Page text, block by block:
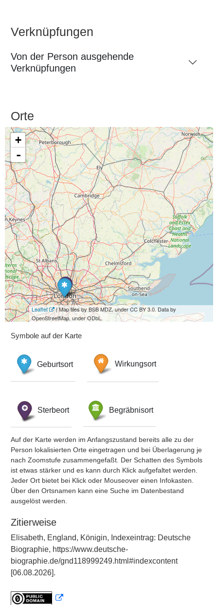
Verknüpfungen
Von der Person ausgehende
Verknüpfungen
Orte
+
-
Leaflet
| Map tiles by BSB MDZ, under CC BY 3.0. Data by
OpenStreetMap, under ODbL.
Symbole auf der Karte
Geburtsort Wirkungsort
Sterbeort Begräbnisort
Auf der Karte werden im Anfangszustand bereits alle zu der
Person lokalisierten Orte eingetragen und bei Überlagerung je
nach Zoomstufe zusammengefaßt. Der Schatten des Symbols
ist etwas stärker und es kann durch Klick aufgefaltet werden.
Jeder Ort bietet bei Klick oder Mouseover einen Infokasten.
Über den Ortsnamen kann eine Suche im Datenbestand
ausgelöst werden.
Zitierweise
Elisabeth, England, Königin, Indexeintrag: Deutsche
Biographie, https://www.deutsche-
biographie.de/gnd118999249.html#indexcontent
[06.08.2026].